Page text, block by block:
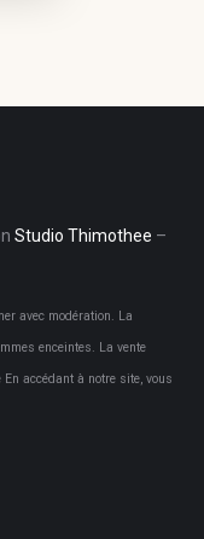
Studio Thimothee –
avec modération. La
enceintes. La vente
accédant à notre site, vous